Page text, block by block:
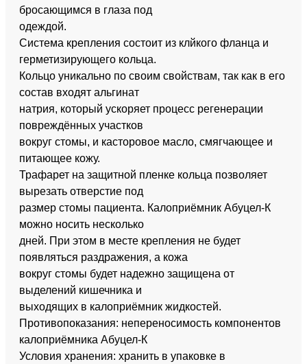
бросающимся в глаза под
одеждой.
Система крепления состоит из клйкого фланца и
герметизирующего кольца.
Кольцо уникально по своим свойствам, так как в его
состав входят альгинат
натрия, который ускоряет процесс регенерации
повреждённых участков
вокруг стомы, и касторовое масло, смягчающее и
питающее кожу.
Трафарет на защитной пленке кольца позволяет
вырезать отверстие под
размер стомы пациента. Калоприёмник Абуцел-К
можно носить несколько
дней. При этом в месте крепления не будет
появляться раздражения, а кожа
вокруг стомы будет надежно защищена от
выделений кишечника и
выходящих в калоприёмник жидкостей.
Противопоказания: непереносимость компонентов
калоприёмника Абуцел-К
Условия хранения: хранить в упаковке в